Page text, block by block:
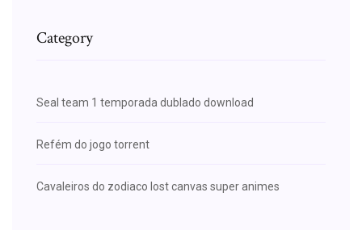
Category
Seal team 1 temporada dublado download
Refém do jogo torrent
Cavaleiros do zodiaco lost canvas super animes